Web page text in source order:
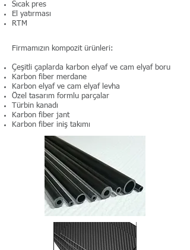
Sıcak pres
El yatırması
RTM
Firmamızın kompozit ürünleri:
Çeşitli çaplarda karbon elyaf ve cam elyaf boru
Karbon fiber merdane
Karbon elyaf ve cam elyaf levha
Özel tasarım formlu parçalar
Türbin kanadı
Karbon fiber jant
Karbon fiber iniş takımı